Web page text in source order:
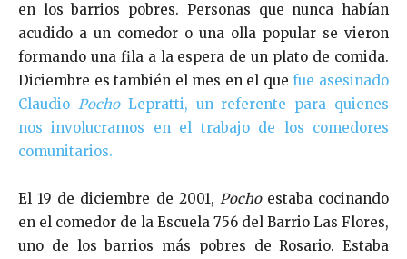
en los barrios pobres. Personas que nunca habían
acudido a un comedor o una olla popular se vieron
formando una fila a la espera de un plato de comida.
Diciembre es también el mes en el que fue asesinado
Claudio PochoLepratti, un referente para quienes
nos involucramos en el trabajo de los comedores
comunitarios.
El 19 de diciembre de 2001, Pochoestaba cocinando
en el comedor de la Escuela 756 del Barrio Las Flores,
uno de los barrios más pobres de Rosario. Estaba